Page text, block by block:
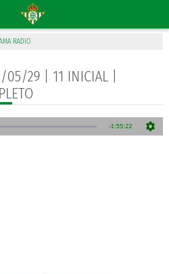
RADIO
05/29 | 11 INICIAL |